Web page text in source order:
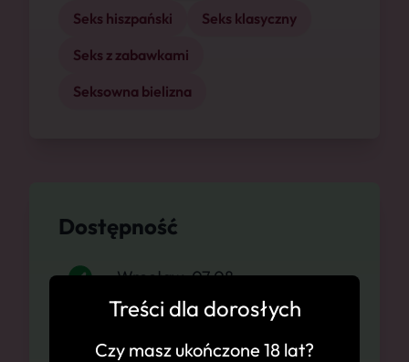
Seks hiszpański
Seks klasyczny
Seks z zabawkami
Seksowna bielizna
Dostępność
Wrocław, 07.08
Treści dla dorosłych
Czy masz ukończone 18 lat?